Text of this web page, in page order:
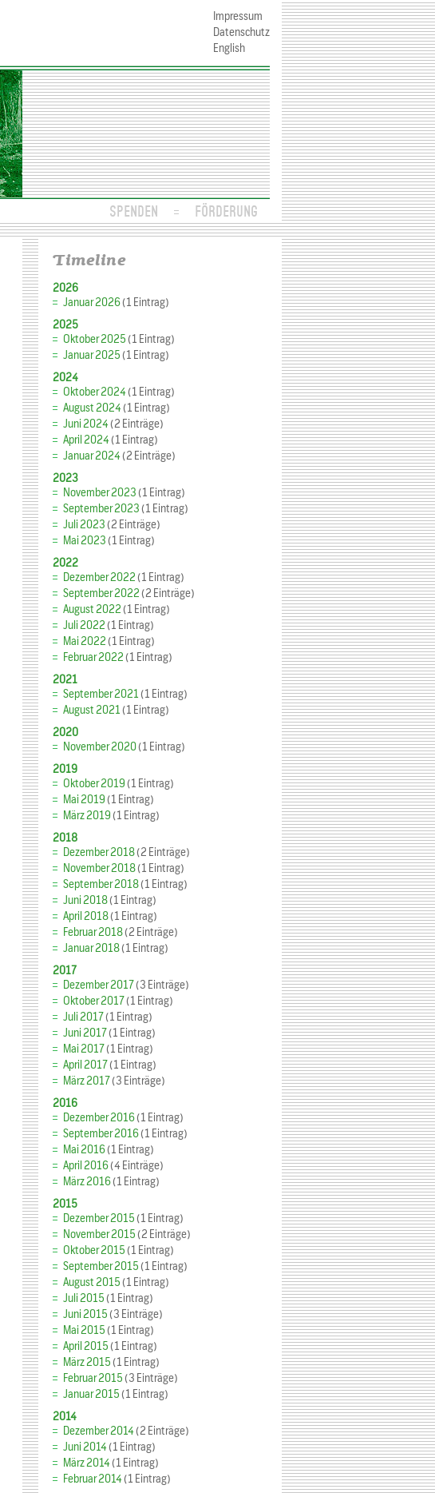
SPENDEN FÖRDERUNG
Impressum
Datenschutz
English
Timeline
2026
Januar 2026(1 Eintrag)
2025
Oktober 2025(1 Eintrag)
Januar 2025(1 Eintrag)
2024
Oktober 2024(1 Eintrag)
August 2024(1 Eintrag)
Juni 2024(2 Einträge)
April 2024(1 Eintrag)
Januar 2024(2 Einträge)
2023
November 2023(1 Eintrag)
September 2023(1 Eintrag)
Juli 2023(2 Einträge)
Mai 2023(1 Eintrag)
2022
Dezember 2022(1 Eintrag)
September 2022(2 Einträge)
August 2022(1 Eintrag)
Juli 2022(1 Eintrag)
Mai 2022(1 Eintrag)
Februar 2022(1 Eintrag)
2021
September 2021(1 Eintrag)
August 2021(1 Eintrag)
2020
November 2020(1 Eintrag)
2019
Oktober 2019(1 Eintrag)
Mai 2019(1 Eintrag)
März 2019(1 Eintrag)
2018
Dezember 2018(2 Einträge)
November 2018(1 Eintrag)
September 2018(1 Eintrag)
Juni 2018(1 Eintrag)
April 2018(1 Eintrag)
Februar 2018(2 Einträge)
Januar 2018(1 Eintrag)
2017
Dezember 2017(3 Einträge)
Oktober 2017(1 Eintrag)
Juli 2017(1 Eintrag)
Juni 2017(1 Eintrag)
Mai 2017(1 Eintrag)
April 2017(1 Eintrag)
März 2017(3 Einträge)
2016
Dezember 2016(1 Eintrag)
September 2016(1 Eintrag)
Mai 2016(1 Eintrag)
April 2016(4 Einträge)
März 2016(1 Eintrag)
2015
Dezember 2015(1 Eintrag)
November 2015(2 Einträge)
Oktober 2015(1 Eintrag)
September 2015(1 Eintrag)
August 2015(1 Eintrag)
Juli 2015(1 Eintrag)
Juni 2015(3 Einträge)
Mai 2015(1 Eintrag)
April 2015(1 Eintrag)
März 2015(1 Eintrag)
Februar 2015(3 Einträge)
Januar 2015(1 Eintrag)
2014
Dezember 2014(2 Einträge)
Juni 2014(1 Eintrag)
März 2014(1 Eintrag)
Februar 2014(1 Eintrag)